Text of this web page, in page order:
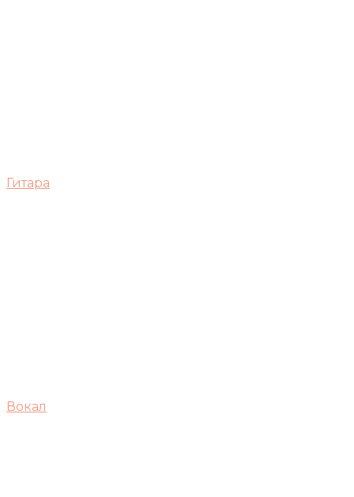
Гитара
Вокал